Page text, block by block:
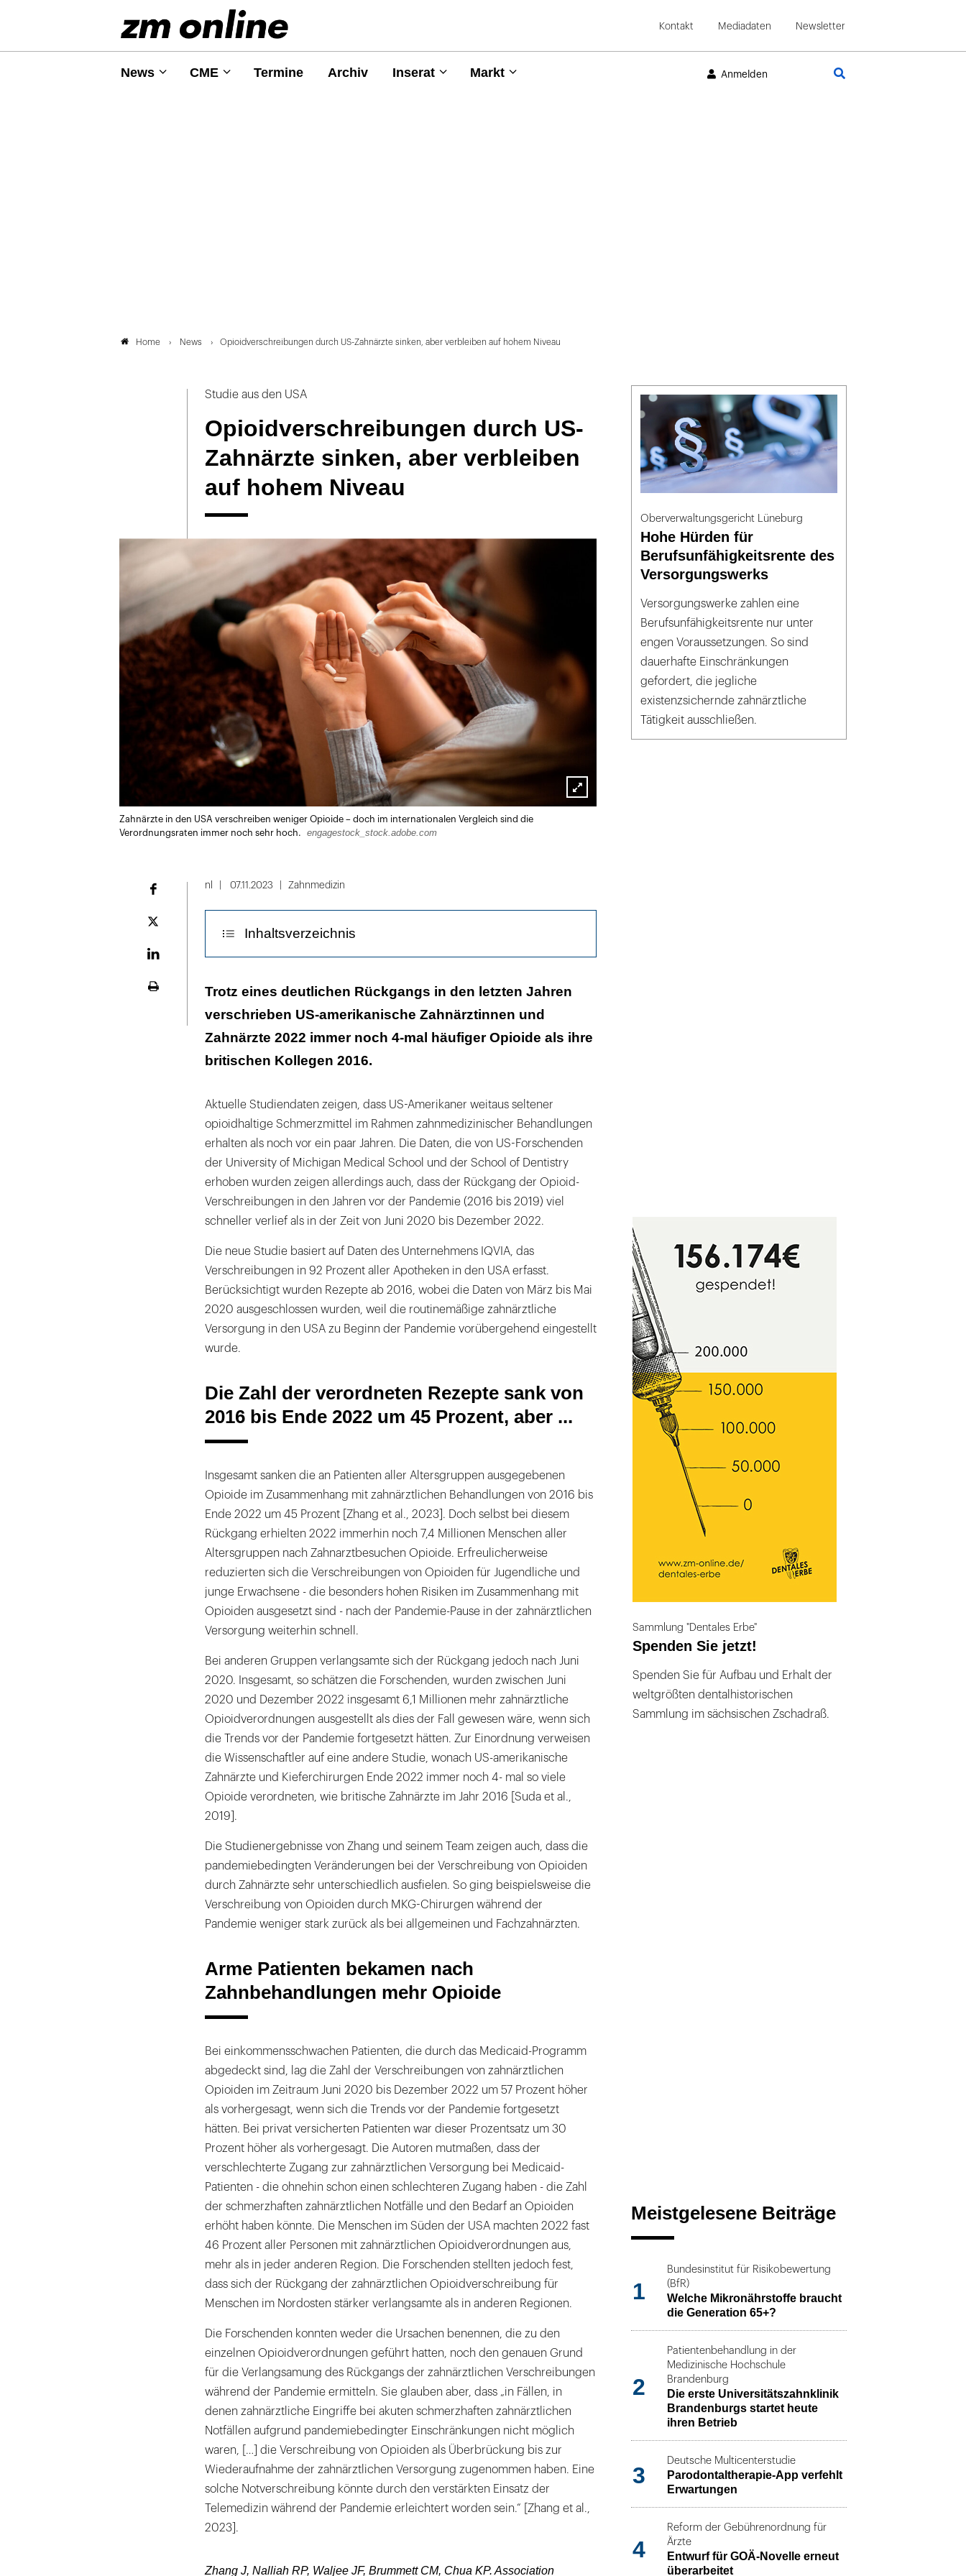
Kontakt Mediadaten Newsletter
News CME Termine Archiv Inserat Markt Anmelden
Home News Opioidverschreibungen durch US-Zahnärzte sinken, aber verbleiben auf hohem Niveau
Studie aus den USA
Opioidverschreibungen durch US-
Zahnärzte sinken, aber verbleiben
auf hohem Niveau
Lightbox
Zahnärzte in den USA verschreiben weniger Opioide – doch im internationalen Vergleich sind die
Verordnungsraten immer noch sehr hoch.
engagestock_stock.adobe.com
Plattform
nl 07.11.2023 Zahnmedizin
Inhaltsverzeichnis
Die Zahl der verordneten Rezepte sank von 2016 bis Ende 2022
Arme Patienten bekamen nach Zahnbehandlungen mehr Opioide
Trotz eines deutlichen Rückgangs in den letzten Jahren
verschrieben US-amerikanische Zahnärztinnen und
Zahnärzte 2022 immer noch 4-mal häufiger Opioide als ihre
britischen Kollegen 2016.
Aktuelle Studiendaten zeigen, dass US-Amerikaner weitaus seltener
opioidhaltige Schmerzmittel im Rahmen zahnmedizinischer Behandlungen
erhalten als noch vor ein paar Jahren. Die Daten, die von US-Forschenden
der University of Michigan Medical School und der School of Dentistry
erhoben wurden zeigen allerdings auch, dass der Rückgang der Opioid-
Verschreibungen in den Jahren vor der Pandemie (2016 bis 2019) viel
schneller verlief als in der Zeit von Juni 2020 bis Dezember 2022.
Die neue Studie basiert auf Daten des Unternehmens IQVIA, das
Verschreibungen in 92 Prozent aller Apotheken in den USA erfasst.
Berücksichtigt wurden Rezepte ab 2016, wobei die Daten von März bis Mai
2020 ausgeschlossen wurden, weil die routinemäßige zahnärztliche
Versorgung in den USA zu Beginn der Pandemie vorübergehend eingestellt
wurde.
Die Zahl der verordneten Rezepte sank von
2016 bis Ende 2022 um 45 Prozent, aber ...
Insgesamt sanken die an Patienten aller Altersgruppen ausgegebenen
Opioide im Zusammenhang mit zahnärztlichen Behandlungen von 2016 bis
Ende 2022 um 45 Prozent [Zhang et al., 2023]. Doch selbst bei diesem
Rückgang erhielten 2022 immerhin noch 7,4 Millionen Menschen aller
Altersgruppen nach Zahnarztbesuchen Opioide. Erfreulicherweise
reduzierten sich die Verschreibungen von Opioiden für Jugendliche und
junge Erwachsene - die besonders hohen Risiken im Zusammenhang mit
Opioiden ausgesetzt sind - nach der Pandemie-Pause in der zahnärztlichen
Versorgung weiterhin schnell.
Bei anderen Gruppen verlangsamte sich der Rückgang jedoch nach Juni
2020. Insgesamt, so schätzen die Forschenden, wurden zwischen Juni
2020 und Dezember 2022 insgesamt 6,1 Millionen mehr zahnärztliche
Opioidverordnungen ausgestellt als dies der Fall gewesen wäre, wenn sich
die Trends vor der Pandemie fortgesetzt hätten. Zur Einordnung verweisen
die Wissenschaftler auf eine andere Studie, wonach US-amerikanische
Zahnärzte und Kieferchirurgen Ende 2022 immer noch 4- mal so viele
Opioide verordneten, wie britische Zahnärzte im Jahr 2016 [Suda et al.,
2019].
Die Studienergebnisse von Zhang und seinem Team zeigen auch, dass die
pandemiebedingten Veränderungen bei der Verschreibung von Opioiden
durch Zahnärzte sehr unterschiedlich ausfielen. So ging beispielsweise die
Verschreibung von Opioiden durch MKG-Chirurgen während der
Pandemie weniger stark zurück als bei allgemeinen und Fachzahnärzten.
Arme Patienten bekamen nach
Zahnbehandlungen mehr Opioide
Bei einkommensschwachen Patienten, die durch das Medicaid-Programm
abgedeckt sind, lag die Zahl der Verschreibungen von zahnärztlichen
Opioiden im Zeitraum Juni 2020 bis Dezember 2022 um 57 Prozent höher
als vorhergesagt, wenn sich die Trends vor der Pandemie fortgesetzt
hätten. Bei privat versicherten Patienten war dieser Prozentsatz um 30
Prozent höher als vorhergesagt. Die Autoren mutmaßen, dass der
verschlechterte Zugang zur zahnärztlichen Versorgung bei Medicaid-
Patienten - die ohnehin schon einen schlechteren Zugang haben - die Zahl
der schmerzhaften zahnärztlichen Notfälle und den Bedarf an Opioiden
erhöht haben könnte. Die Menschen im Süden der USA machten 2022 fast
46 Prozent aller Personen mit zahnärztlichen Opioidverordnungen aus,
mehr als in jeder anderen Region. Die Forschenden stellten jedoch fest,
dass sich der Rückgang der zahnärztlichen Opioidverschreibung für
Menschen im Nordosten stärker verlangsamte als in anderen Regionen.
Die Forschenden konnten weder die Ursachen benennen, die zu den
einzelnen Opioidverordnungen geführt hatten, noch den genauen Grund
für die Verlangsamung des Rückgangs der zahnärztlichen Verschreibungen
während der Pandemie ermitteln. Sie glauben aber, dass „in Fällen, in
denen zahnärztliche Eingriffe bei akuten schmerzhaften zahnärztlichen
Notfällen aufgrund pandemiebedingter Einschränkungen nicht möglich
waren, […] die Verschreibung von Opioiden als Überbrückung bis zur
Wiederaufnahme der zahnärztlichen Versorgung zugenommen haben. Eine
solche Notverschreibung könnte durch den verstärkten Einsatz der
Telemedizin während der Pandemie erleichtert worden sein.“ [Zhang et al.,
2023].
Zhang J, Nalliah RP, Waljee JF, Brummett CM, Chua KP. Association
Oberverwaltungsgericht Lüneburg
Hohe Hürden für
Berufsunfähigkeitsrente des
Versorgungswerks
Versorgungswerke zahlen eine
Berufsunfähigkeitsrente nur unter
engen Voraussetzungen. So sind
dauerhafte Einschränkungen
gefordert, die jegliche
existenzsichernde zahnärztliche
Tätigkeit ausschließen.
Sammlung "Dentales Erbe"
Spenden Sie jetzt!
Spenden Sie für Aufbau und Erhalt der
weltgrößten dentalhistorischen
Sammlung im sächsischen Zschadraß.
Meistgelesene Beiträge
1
Bundesinstitut für Risikobewertung
(BfR)
Welche Mikronährstoffe braucht
die Generation 65+?
2
Patientenbehandlung in der
Medizinische Hochschule
Brandenburg
Die erste Universitätszahnklinik
Brandenburgs startet heute
ihren Betrieb
3
Deutsche Multicenterstudie
Parodontaltherapie-App verfehlt
Erwartungen
4
Reform der Gebührenordnung für
Ärzte
Entwurf für GOÄ-Novelle erneut
überarbeitet